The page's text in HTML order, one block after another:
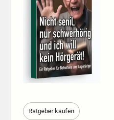
Ratgeber kaufen